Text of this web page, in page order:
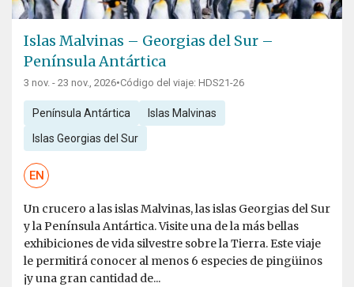
Islas Malvinas – Georgias del Sur –
Península Antártica
3 nov. - 23 nov., 2026•Código del viaje: HDS21-26
Península Antártica Islas Malvinas
Islas Georgias del Sur
EN
Un crucero a las islas Malvinas, las islas Georgias del Sur
y la Península Antártica. Visite una de la más bellas
exhibiciones de vida silvestre sobre la Tierra. Este viaje
le permitirá conocer al menos 6 especies de pingüinos
¡y una gran cantidad de...